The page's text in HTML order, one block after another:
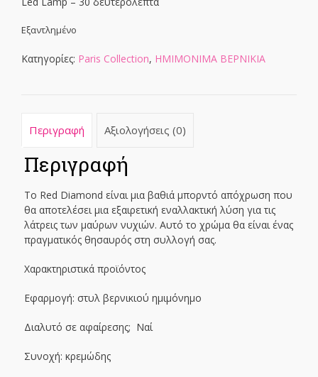
Εξαντλημένο
Κατηγορίες: Paris Collection, ΗΜΙΜΟΝΙΜΑ ΒΕΡΝΙΚΙΑ
Περιγραφή Αξιολογήσεις (0)
Περιγραφή
Το Red Diamond είναι μια βαθιά μπορντό απόχρωση που
θα αποτελέσει μια εξαιρετική εναλλακτική λύση για τις
λάτρεις των μαύρων νυχιών. Αυτό το χρώμα θα είναι ένας
πραγματικός θησαυρός στη συλλογή σας.
Χαρακτηριστικά προϊόντος
Εφαρμογή: στυλ βερνικιού ημιμόνημο
Διαλυτό σε αφαίρεσης; Ναί
Συνοχή: κρεμώδης